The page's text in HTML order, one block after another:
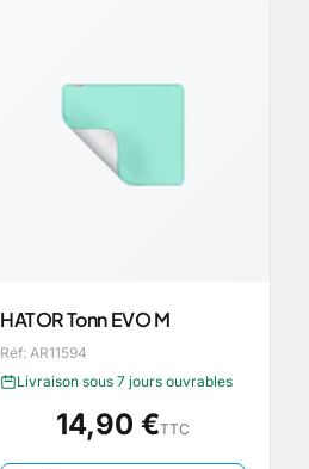
HATOR Tonn EVO M
Réf: AR11594
Livraison sous 7 jours ouvrables
14,90 €TTC